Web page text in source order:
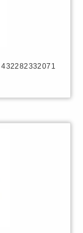
432282332071